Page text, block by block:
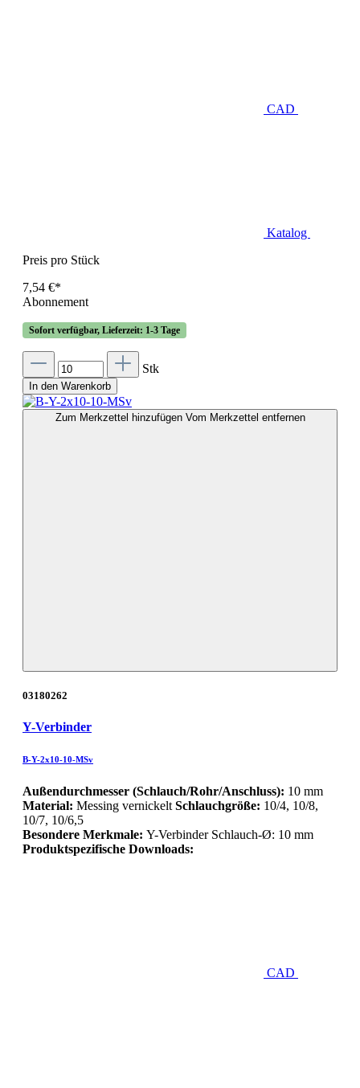
CAD
Katalog
Preis pro Stück
7,54 €*
Abonnement
Sofort verfügbar, Lieferzeit: 1-3 Tage
Stk
In den Warenkorb
Zum Merkzettel hinzufügen Vom Merkzettel entfernen
03180262
Y-Verbinder
B-Y-2x10-10-MSv
Außendurchmesser (Schlauch/Rohr/Anschluss): 10 mm
Material: Messing vernickelt Schlauchgröße: 10/4, 10/8,
10/7, 10/6,5
Besondere Merkmale: Y-Verbinder Schlauch-Ø: 10 mm
Produktspezifische Downloads:
CAD